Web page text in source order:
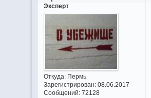
Эксперт
Откуда:Пермь
Зарегистрирован: 08.06.2017
Сообщений:72128